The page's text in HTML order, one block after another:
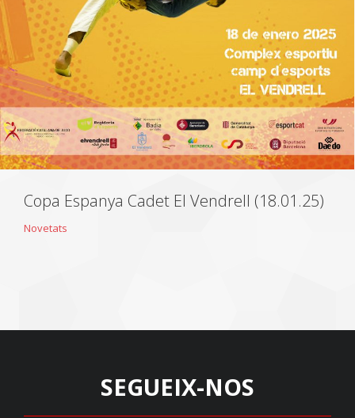
Copa Espanya Cadet El Vendrell (18.01.25)
Novetats
SEGUEIX-NOS